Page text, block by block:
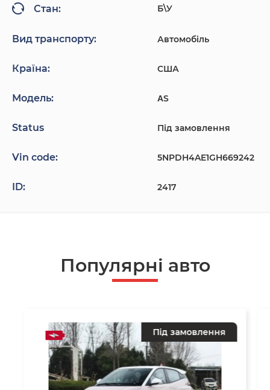
Стан: Б\У
Вид транспорту: Автомобіль
Країна: США
Модель: ΑS
Status Під замовлення
Vin code: 5NPDH4AE1GH669242
ID: 2417
Популярнi авто
Під замовлення